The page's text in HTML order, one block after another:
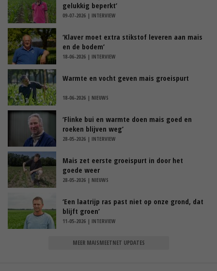
gelukkig beperkt’
09-07-2026 | INTERVIEW
‘Klaver moet extra stikstof leveren aan mais
en de bodem’
18-06-2026 | INTERVIEW
Warmte en vocht geven mais groeispurt
18-06-2026 | NIEUWS
‘Flinke bui en warmte doen mais goed en
roeken blijven weg’
28-05-2026 | INTERVIEW
Mais zet eerste groeispurt in door het
goede weer
28-05-2026 | NIEUWS
‘Een laatrijp ras past niet op onze grond, dat
blijft groen’
11-05-2026 | INTERVIEW
MEER MAISMEETNET UPDATES